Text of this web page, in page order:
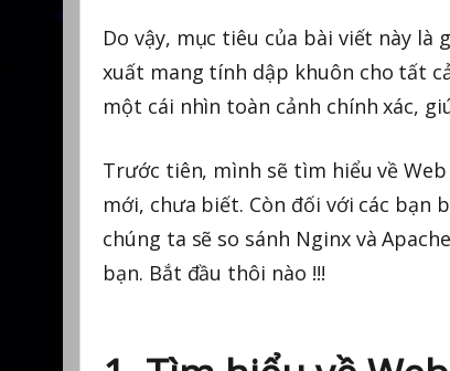
Do vậy, mục tiêu của bài viết này là
xuất mang tính dập khuôn cho tất
một cái nhìn toàn cảnh chính xác,
Trước tiên, mình sẽ tìm hiểu về
mới, chưa biết. Còn đối với các bạn
chúng ta sẽ so sánh Nginx và
bạn. Bắt đầu thôi nào !!!